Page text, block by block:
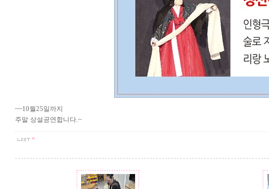
~~10월25일까지
주말 상설공연합니다.~